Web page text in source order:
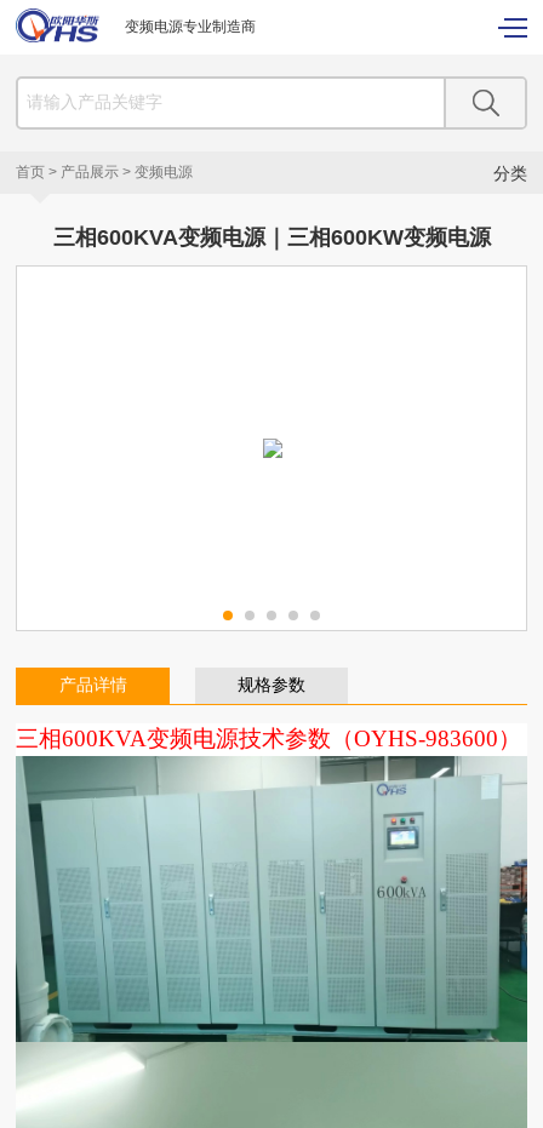
变频电源专业制造商
分类
首页 > 产品展示 >变频电源
三相600KVA变频电源｜三相600KW变频电源
产品详情 规格参数
三相600KVA变频电源技术参数（OYHS-983600）